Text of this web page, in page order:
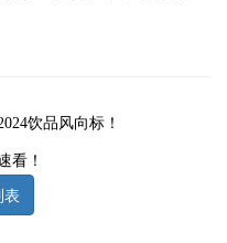
饮品风向标！
看！
表